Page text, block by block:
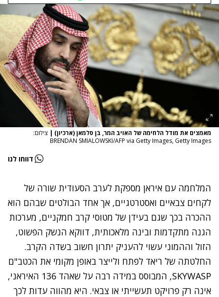
מאמצים את מודל הלחימה של האויב המר, בן סלמאן (ארכיון) | צילום:
BRENDAN SMIALOWSKI/AFP via Getty Images, Getty Images
דווחו לנו
המלחמה עם איראן מספקת לערב הסעודית שורה של
לקחים צבאיים ואסטרטגיים, אך אחד הבולטים שבהם הוא
ההכרה בכך שגם בעידן של מטוסי קרב חמקניים, מערכות
הגנה מתקדמות ובינה מלאכותית, דווקא הנשק הפשוט,
הזול וההמוני עשוי להעניק יתרון חשוב בשדה הקרב.
החלטתה של ריאד לפתח ולייצר באופן מקומי את הכטב"ם
SKYWASP, המבוסס במידה רבה על שאהד 136 האיראני,
אינה רק פרויקט תעשייתי או צבאי. היא מהווה עדות לכך